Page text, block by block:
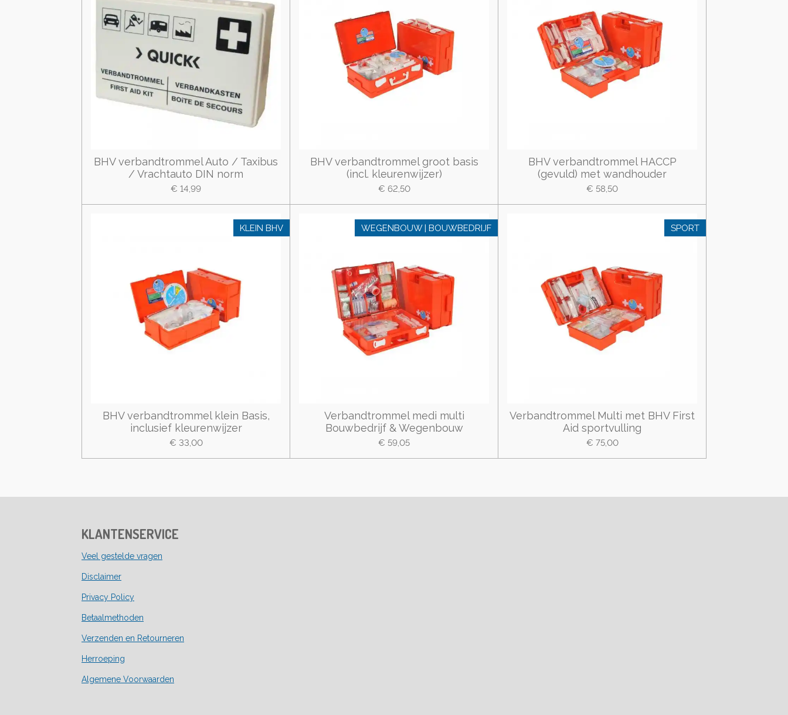
BHV verbandtrommel Auto / Taxibus
/ Vrachtauto DIN norm
€ 14,99
BHV verbandtrommel groot basis
(incl. kleurenwijzer)
€ 62,50
BHV verbandtrommel HACCP
(gevuld) met wandhouder
€ 58,50
KLEIN BHV
BHV verbandtrommel klein Basis,
inclusief kleurenwijzer
€ 33,00
WEGENBOUW | BOUWBEDRIJF
Verbandtrommel medi multi
Bouwbedrijf & Wegenbouw
€ 59,05
SPORT
Verbandtrommel Multi met BHV First
Aid sportvulling
€ 75,00
KLANTENSERVICE
Veel gestelde vragen
Disclaimer
Privacy Policy
Betaalmethoden
Verzenden en Retourneren
Herroeping
Algemene Voorwaarden